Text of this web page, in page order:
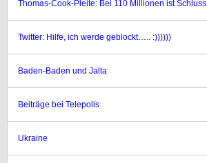
Thomas-Cook-Pleite: Bei 110 Millionen ist Schluss
Twitter: Hilfe, ich werde geblockt….. :))))))
Baden-Baden und Jalta
Beiträge bei Telepolis
Ukraine